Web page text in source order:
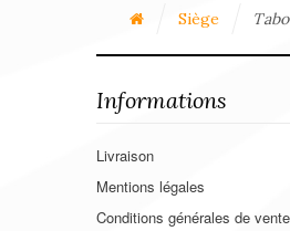
Siège
Informations
Livraison
Mentions légales
Conditions générales de vente